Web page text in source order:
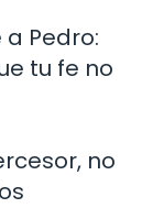
a Pedro:
tu fe no
no